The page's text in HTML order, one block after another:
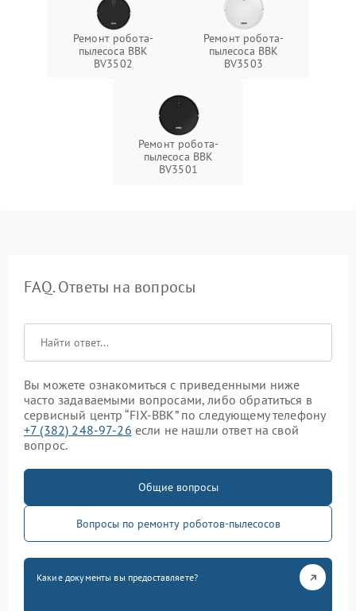
Ремонт робота-
пылесоса BBK
BV3502
Ремонт робота-
пылесоса BBK
BV3503
Ремонт робота-
пылесоса BBK
BV3501
FAQ. Ответы на вопросы
Вы можете ознакомиться с приведенными ниже
часто задаваемыми вопросами, либо обратиться в
сервисный центр “FIX-BBK” по следующему телефону
+7 (382) 248-97-26 если не нашли ответ на свой
вопрос.
Общие вопросы
Вопросы по ремонту роботов-пылесосов
Какие документы вы предоставляете?